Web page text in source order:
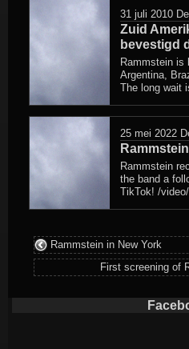
31 juli 2010
Zuid
bevestigd
Rammstein is
Argentina,
The long wait
25 mei 2022
Rammstein
the band a
TikTok! /
Rammstein in New York
First screening of